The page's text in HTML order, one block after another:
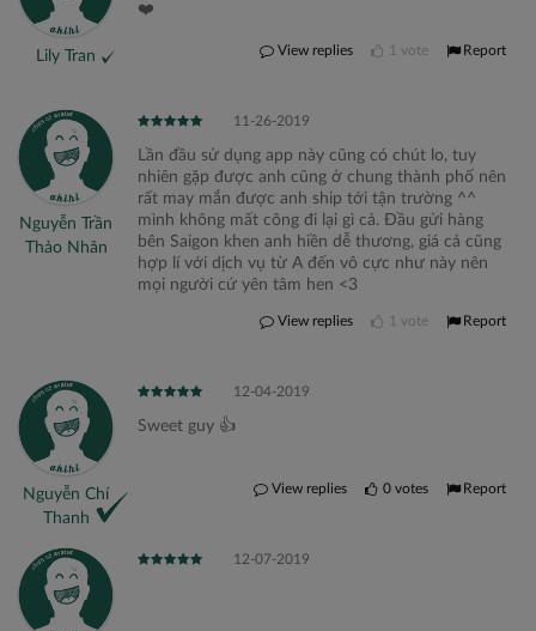
Lily Tran
❤️
View replies 1 vote Report
Nguyễn Trần
Thảo Nhân
11-26-2019
Lần đầu sử dụng app này cũng có chút lo, tuy
nhiên gặp được anh cũng ở chung thành phố nên
rất may mắn được anh ship tới tận trường ^^
mình không mất công đi lại gì cả. Đầu gửi hàng
bên Saigon khen anh hiền dễ thương, giá cả cũng
hợp lí với dịch vụ từ A đến vô cực như này nên
mọi người cứ yên tâm hen <3
View replies 1 vote Report
Nguyễn Chí
Thanh
12-04-2019
Sweet guy 👍
View replies 0 votes Report
12-07-2019